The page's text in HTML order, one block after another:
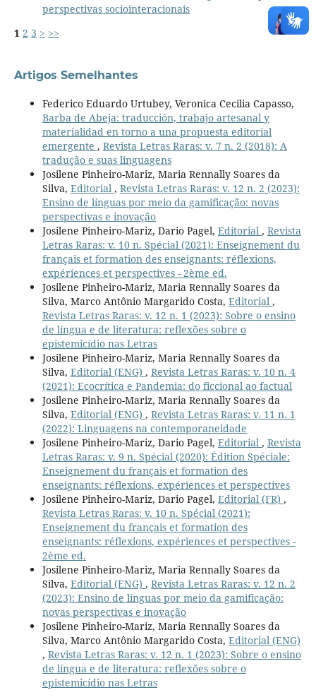
perspectivas sociointeracionais
1 2 3 > >>
Artigos Semelhantes
Federico Eduardo Urtubey, Veronica Cecilia Capasso,
Barba de Abeja: traducción, trabajo artesanal y
materialidad en torno a una propuesta editorial
emergente , Revista Letras Raras: v. 7 n. 2 (2018): A
tradução e suas linguagens
Josilene Pinheiro-Mariz, Maria Rennally Soares da
Silva, Editorial , Revista Letras Raras: v. 12 n. 2 (2023):
Ensino de línguas por meio da gamificação: novas
perspectivas e inovação
Josilene Pinheiro-Mariz, Dario Pagel, Editorial , Revista
Letras Raras: v. 10 n. Spécial (2021): Enseignement du
français et formation des enseignants: réflexions,
expériences et perspectives - 2ème ed.
Josilene Pinheiro-Mariz, Maria Rennally Soares da
Silva, Marco Antônio Margarido Costa, Editorial ,
Revista Letras Raras: v. 12 n. 1 (2023): Sobre o ensino
de língua e de literatura: reflexões sobre o
epistemicídio nas Letras
Josilene Pinheiro-Mariz, Maria Rennally Soares da
Silva, Editorial (ENG) , Revista Letras Raras: v. 10 n. 4
(2021): Ecocrítica e Pandemia: do ficcional ao factual
Josilene Pinheiro-Mariz, Maria Rennally Soares da
Silva, Editorial (ENG) , Revista Letras Raras: v. 11 n. 1
(2022): Linguagens na contemporaneidade
Josilene Pinheiro-Mariz, Dario Pagel, Editorial , Revista
Letras Raras: v. 9 n. Spécial (2020): Édition Spéciale:
Enseignement du français et formation des
enseignants: réflexions, expériences et perspectives
Josilene Pinheiro-Mariz, Dario Pagel, Editorial (FR) ,
Revista Letras Raras: v. 10 n. Spécial (2021):
Enseignement du français et formation des
enseignants: réflexions, expériences et perspectives -
2ème ed.
Josilene Pinheiro-Mariz, Maria Rennally Soares da
Silva, Editorial (ENG) , Revista Letras Raras: v. 12 n. 2
(2023): Ensino de línguas por meio da gamificação:
novas perspectivas e inovação
Josilene Pinheiro-Mariz, Maria Rennally Soares da
Silva, Marco Antônio Margarido Costa, Editorial (ENG)
, Revista Letras Raras: v. 12 n. 1 (2023): Sobre o ensino
de língua e de literatura: reflexões sobre o
epistemicídio nas Letras